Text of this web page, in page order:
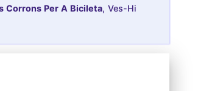
Corrons Per A Bicileta, Ves-Hi